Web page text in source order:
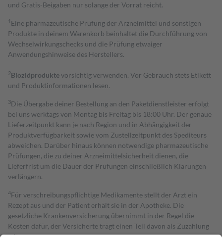
und Gratis-Beigaben nur solange der Vorrat reicht.
1 Eine pharmazeutische Prüfung der Arzneimittel und sonstigen
Produkte in deinem Warenkorb beinhaltet die Durchführung von
Wechselwirkungschecks und die Prüfung etwaiger
Anwendungshinweise des Herstellers.
2Biozidproduktevorsichtig verwenden. Vor Gebrauch stets Etikett
und Produktinformationen lesen.
3Die Übergabe deiner Bestellung an den Paketdienstleister erfolgt
bei uns werktags von Montag bis Freitag bis 18:00 Uhr. Der genaue
Lieferzeitpunkt kann je nach Region und in Abhängigkeit der
Produktverfügbarkeit sowie vom Zustellzeitpunkt des Spediteurs
abweichen. Darüber hinaus können notwendige pharmazeutische
Prüfungen, die zu deiner Arzneimittelsicherheit dienen, die
Lieferfrist um die Dauer der Prüfungen einschließlich Klärungen
verlängern.
4Für verschreibungspflichtige Medikamente stellt der Arzt ein
Rezept aus und der Patient erhält sie in der Apotheke. Die
gesetzliche Krankenversicherung übernimmt in der Regel die
Kosten dafür, der Versicherte trägt einen Teil davon als Zuzahlung
mit.